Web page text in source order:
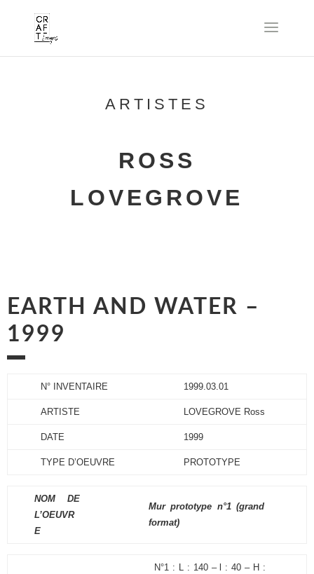
ARTISTES
ROSS
LOVEGROVE
EARTH AND WATER –
1999
N° INVENTAIRE 1999.03.01
ARTISTE LOVEGROVE Ross
DATE 1999
TYPE D’OEUVRE PROTOTYPE
NOM DE
L’OEUVR
E
Mur prototype n°1 (grand
format)
N°1 : L : 140 – l : 40 – H :